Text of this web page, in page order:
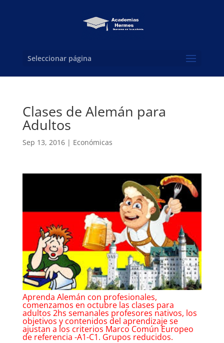
Seleccionar página
Clases de Alemán para
Adultos
Sep 13, 2016| Económicas
Aprenda Alemán con profesionales,
comenzamos en octubre las clases para
adultos 2hs semanales profesores nativos, los
objetivos y contenidos del aprendizaje se
ajustan a los criterios Marco Común Europeo
de referencia -A1-C1. Grupos reducidos.